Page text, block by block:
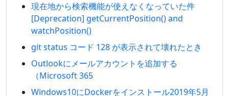
現在地から検索機能が使えなくなっていた件
[Deprecation] getCurrentPosition() and
watchPosition()
git status コード 128 が表示されて壊れたとき
Outlookにメールアカウントを追加する
（Microsoft 365
Windows10にDockerをインストール2019年5月